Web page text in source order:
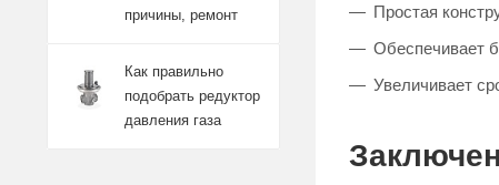
Простая
Обеспечивает
Увеличивает
причины, ремонт
Как правильно
подобрать редуктор
давления газа